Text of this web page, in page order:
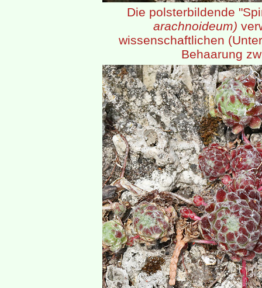
Die polsterbildende
arachnoideum)
wissenschaftlichen
Behaarung